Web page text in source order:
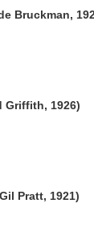
Bruckman,
Griffith, 1926)
Pratt, 1921)